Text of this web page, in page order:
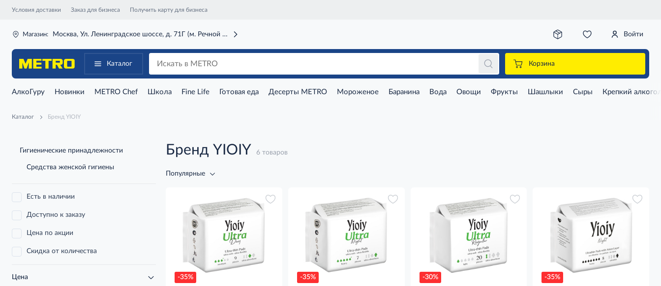
Условия доставки Заказ для бизнеса Получить карту для бизнеса
Магазин: Москва, Ул. Ленинградское шоссе, д. 71Г (м. Речной вокзал) Войти
Каталог Корзина
АлкоГуру Новинки METRO Chef Школа Fine Life Готовая еда Десерты METRO Мороженое Баранина Вода Овощи Фрукты Шашлыки Сыры Крепкий
Каталог Бренд YIOIY
Гигиенические принадлежности
Средства женской гигиены
Есть в наличии
Доступно к заказу
Цена по акции
Скидка от количества
Цена
Бренд YIOIY 6 товаров
Популярные
-35% -35% -30% -35%